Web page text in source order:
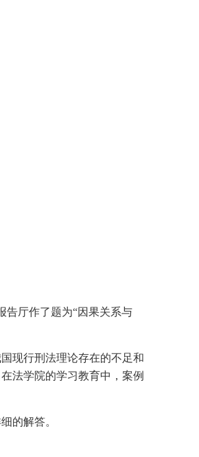
告厅作了题为“因果关系与
现行刑法理论存在的不足和
法学院的学习教育中，案例
的解答。